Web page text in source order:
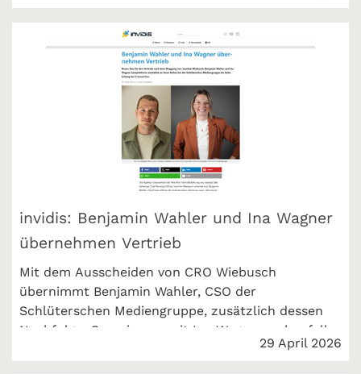
invidis: Benjamin Wahler und Ina Wagner
übernehmen Vertrieb
Mit dem Ausscheiden von CRO Wiebusch
übernimmt Benjamin Wahler, CSO der
Schlüterschen Mediengruppe, zusätzlich dessen
Nachfolge. Gemeinsam mit Ina Wagner - ebenfalls
aus der Schlüterschen - erweitert er künftig die
29 April 2026